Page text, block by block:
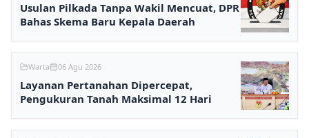
Usulan Pilkada Tanpa Wakil Mencuat, DPR
Bahas Skema Baru Kepala Daerah
Warta 06 Agu 2026
Layanan Pertanahan Dipercepat,
Pengukuran Tanah Maksimal 12 Hari